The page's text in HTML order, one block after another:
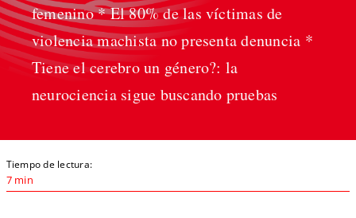
femenino * El 80% de las víctimas de
violencia machista no presenta denuncia *
Tiene el cerebro un género?: la
neurociencia sigue buscando pruebas
Tiempo de lectura:
7 min